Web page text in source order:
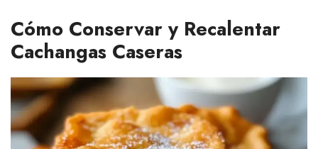
Cómo Conservar y Recalentar
Cachangas Caseras